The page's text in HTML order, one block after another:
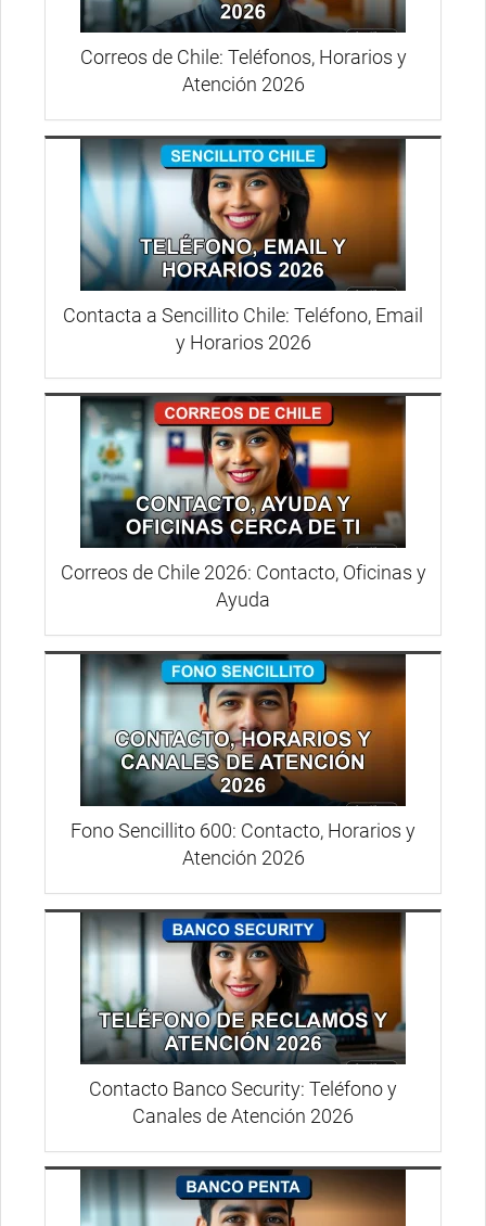
Correos de Chile: Teléfonos, Horarios y
Atención 2026
Contacta a Sencillito Chile: Teléfono, Email
y Horarios 2026
Correos de Chile 2026: Contacto, Oficinas y
Ayuda
Fono Sencillito 600: Contacto, Horarios y
Atención 2026
Contacto Banco Security: Teléfono y
Canales de Atención 2026